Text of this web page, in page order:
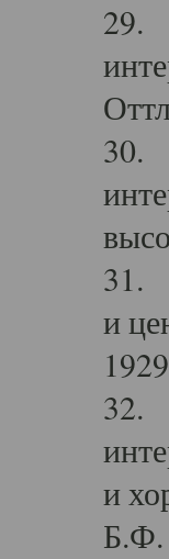
29.
30.
31.
и
32.
и
Б.Ф.